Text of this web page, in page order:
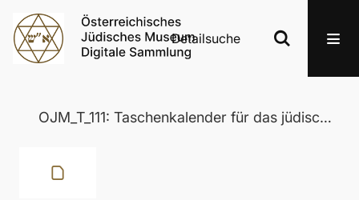
Detailsuche
OJM_T_111: Taschenkalender für das jüdische Jahr 5603 [1842/1843]